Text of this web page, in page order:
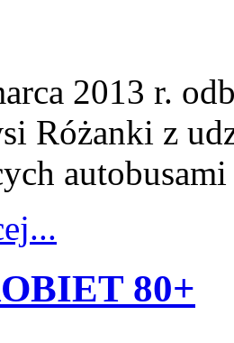
2013 r.
Różanki z
80+